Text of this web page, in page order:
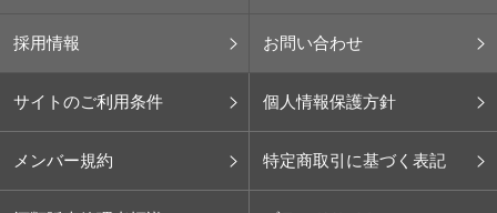
採用情報 お問い合わせ
サイトのご利用条件 個人情報保護方針
メンバー規約 特定商取引に基づく表記